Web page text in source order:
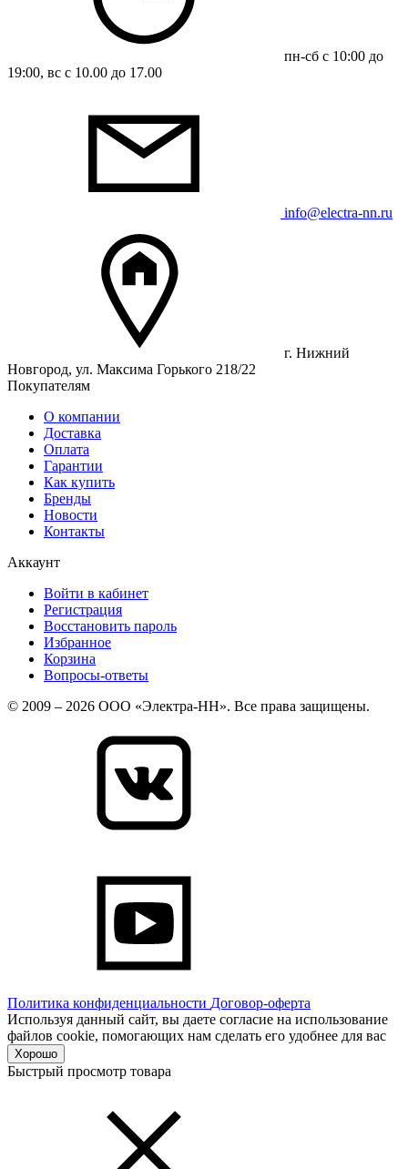
пн-сб с 10:00 до
19:00, вс с 10.00 до 17.00
info@electra-nn.ru
г. Нижний
Новгород, ул. Максима Горького 218/22
Покупателям
О компании
Доставка
Оплата
Гарантии
Как купить
Бренды
Новости
Контакты
Аккаунт
Войти в кабинет
Регистрация
Восстановить пароль
Избранное
Корзина
Вопросы-ответы
© 2009 – 2026 ООО «Электра-НН». Все права защищены.
Политика конфиденциальности Договор-оферта
Используя данный сайт, вы даете согласие на использование
файлов cookie, помогающих нам сделать его удобнее для вас
Хорошо
Быстрый просмотр товара